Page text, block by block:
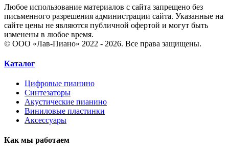
Любое использование материалов с сайта запрещено без
письменного разрешения администрации сайта. Указанные на
сайте цены не являются публичной офертой и могут быть
изменены в любое время.
© ООО «Лав-Пиано» 2022 - 2026. Все права защищены.
Каталог
Цифровые пианино
Синтезаторы
Акустические пианино
Виниловые пластинки
Аксессуары
Как мы работаем